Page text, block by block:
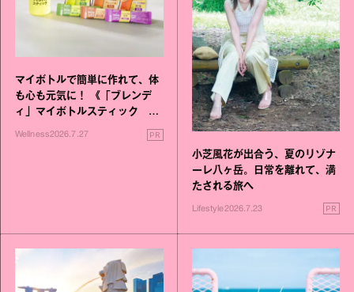
マイボトルで簡単に作れて、体
も心も元気に！ 《「ブレンデ
ィ」マイボトルスティック い
いこと毎日》シリーズが誕生
Wellness2026.7.27 PR
小芝風花が出合う、夏のリゾナ
ーレ八ヶ岳。日常を離れて、満
たされる旅へ
Lifestyle2026.7.23 PR